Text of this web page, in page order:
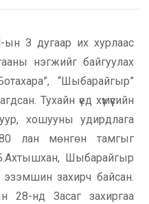
З дугаар их хурлаас
нэгжийг байгуулах
“Шыбарайгыр”
Тухайн үед хүмүүсийн
хошууны удирдлага
80 лан мөнгөн тамгыг
Шыбарайгыр
захирч байсан.
28-нд Засаг захиргаа